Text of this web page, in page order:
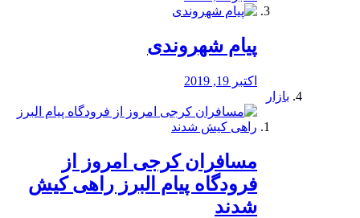
پیام شهروندی
اکتبر 19, 2019
بازار
مسافران کرجی امروز از
فرودگاه پیام البرز راهی کیش
شدند